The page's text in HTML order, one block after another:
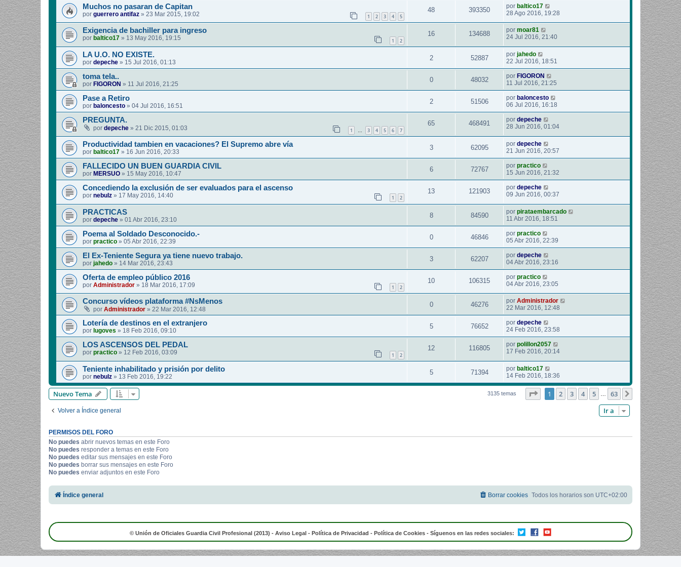
Muchos no pasaran de Capitan
por guerrero antifaz » 23 Mar 2015, 19:02 1 2 3 4 5
48 393350 por baltico17
28 Ago 2016, 19:28
Exigencia de bachiller para ingreso
por baltico17 » 13 May 2016, 19:15 1 2
16 134688 por moar81
24 Jul 2016, 21:40
LA U.O. NO EXISTE.
por depeche » 15 Jul 2016, 01:13
2 52887 por jahedo
22 Jul 2016, 18:51
toma tela..
por FIGORON » 11 Jul 2016, 21:25
0 48032 por FIGORON
11 Jul 2016, 21:25
Pase a Retiro
por baloncesto » 04 Jul 2016, 16:51
2 51506 por baloncesto
06 Jul 2016, 16:18
PREGUNTA.
por depeche » 21 Dic 2015, 01:03 1 3 4 5 6 7
65 468491 por depeche
28 Jun 2016, 01:04
Productividad tambien en vacaciones? El Supremo abre vía
por baltico17 » 16 Jun 2016, 20:33
3 62095 por depeche
21 Jun 2016, 20:57
FALLECIDO UN BUEN GUARDIA CIVIL
por MERSUO » 15 May 2016, 10:47
6 72767 por practico
15 Jun 2016, 21:32
Concediendo la exclusión de ser evaluados para el ascenso
por nebulz » 17 May 2016, 14:40 1 2
13 121903 por depeche
09 Jun 2016, 00:37
PRACTICAS
por depeche » 01 Abr 2016, 23:10
8 84590 por pirataembarcado
11 Abr 2016, 18:51
Poema al Soldado Desconocido.-
por practico » 05 Abr 2016, 22:39
0 46846 por practico
05 Abr 2016, 22:39
El Ex-Teniente Segura ya tiene nuevo trabajo.
por jahedo » 14 Mar 2016, 23:43
3 62207 por depeche
04 Abr 2016, 23:16
Oferta de empleo público 2016
por Administrador » 18 Mar 2016, 17:09 1 2
10 106315 por practico
04 Abr 2016, 23:05
Concurso vídeos plataforma #NsMenos
por Administrador » 22 Mar 2016, 12:48
0 46276 por Administrador
22 Mar 2016, 12:48
Lotería de destinos en el extranjero
por lugoves » 18 Feb 2016, 09:10
5 76652 por depeche
24 Feb 2016, 23:58
LOS ASCENSOS DEL PEDAL
por practico » 12 Feb 2016, 03:09 1 2
12 116805 por polillon2057
17 Feb 2016, 20:14
Teniente inhabilitado y prisión por delito
por nebulz » 13 Feb 2016, 19:22
5 71394 por baltico17
14 Feb 2016, 18:36
Nuevo Tema 3135 temas Página1 de 63
1 2 3 4 5 63 Siguiente
Volver a Índice general Ir a
PERMISOS DEL FORO
No puedes abrir nuevos temas en este Foro
No puedes responder a temas en este Foro
No puedes editar sus mensajes en este Foro
No puedes borrar sus mensajes en este Foro
No puedes enviar adjuntos en este Foro
Índice general Todos los horarios son UTC+02:00
Borrar cookies
© Unión de Oficiales Guardia Civil Profesional (2013) - Aviso Legal - Política de Privacidad - Política de Cookies - Síguenos en las redes sociales: